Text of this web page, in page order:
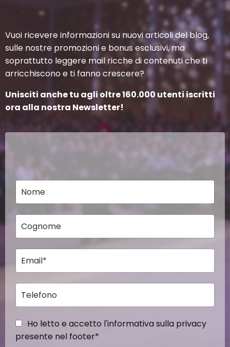
Vuoi ricevere informazioni su nuovi articoli del blog,
sulle nostre promozioni e bonus esclusivi, ma
soprattutto leggere mail ricche di contenuti che ti
arricchiscono e ti fanno crescere?
Unisciti anche tu agli oltre 160.000 utenti iscritti
ora alla nostra Newsletter!
Ho letto e accetto l'informativa sulla privacy
presente nel footer*